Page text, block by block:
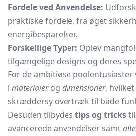
Fordele ved Anvendelse:
praktiske fordele, fra øget
energibesparelser.
Forskellige Typer: Oplev
tilgængelige designs og deres
For de ambitiøse poolentusiaster
i materialerog dimensioner,
skræddersy overtræk til både
Desuden tilbydes tips og tricks
avancerede anvendelser samt